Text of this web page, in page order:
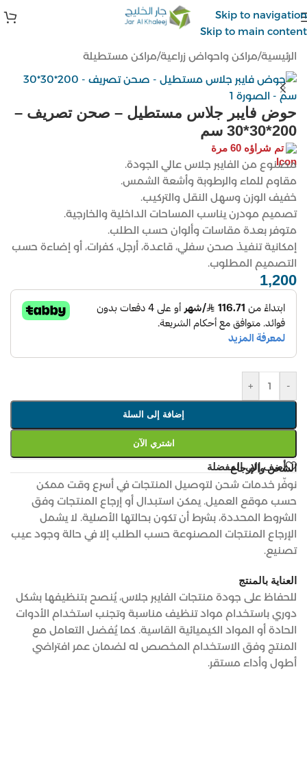
Skip to navigation
Skip to main content
الرئيسية/مراكن واحواض زراعية/مراكن مستطيلة
حوض فايبر جلاس مستطيل – صحن تصريف –
200*30*30 سم
تم شراؤه 60 مرة
مصنوع من الفايبر جلاس عالي الجودة.
مقاوم للماء والرطوبة وأشعة الشمس.
خفيف الوزن وسهل النقل والتركيب.
تصميم مودرن يناسب المساحات الداخلية والخارجية.
متوفر بعدة مقاسات وألوان حسب الطلب.
إمكانية تنفيذ صحن سفلي، قاعدة، أرجل، كفرات، أو إضاءة حسب
التصميم المطلوب.
1,200
-
+
إضافة إلى السلة
اشتري الآن
أضف إلى المفضلة
الشحن والإرجاع
نوفّر خدمات شحن لتوصيل المنتجات في أسرع وقت ممكن
حسب موقع العميل. يمكن استبدال أو إرجاع المنتجات وفق
الشروط المحددة، بشرط أن تكون بحالتها الأصلية. لا يشمل
الإرجاع المنتجات المصنوعة حسب الطلب إلا في حالة وجود عيب
تصنيع.
العناية بالمنتج
للحفاظ على جودة منتجات الفايبر جلاس، يُنصح بتنظيفها بشكل
دوري باستخدام مواد تنظيف مناسبة وتجنب استخدام الأدوات
الحادة أو المواد الكيميائية القاسية. كما يُفضل التعامل مع
المنتج وفق الاستخدام المخصص له لضمان عمر افتراضي
أطول وأداء مستقر.